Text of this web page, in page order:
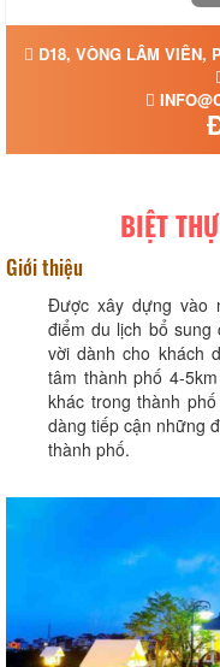
D18, VÒNG LÂM VIÊN,
BIỆT
Giới thiệu
Được xây dựng vào
điểm du lịch bổ
vời dành cho khách
tâm thành phố 4-
khác trong thành
dàng tiếp cận những
thành phố.